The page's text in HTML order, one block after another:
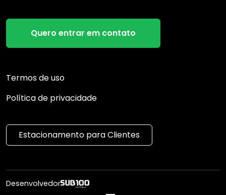
Quero entrar em contato
Termos de uso
Política de privacidade
Estacionamento para Clientes
Desenvolvedor